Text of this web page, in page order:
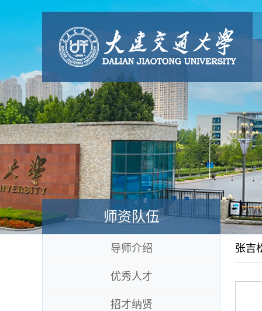
师资队伍
导师介绍
优秀人才
招才纳贤
张吉